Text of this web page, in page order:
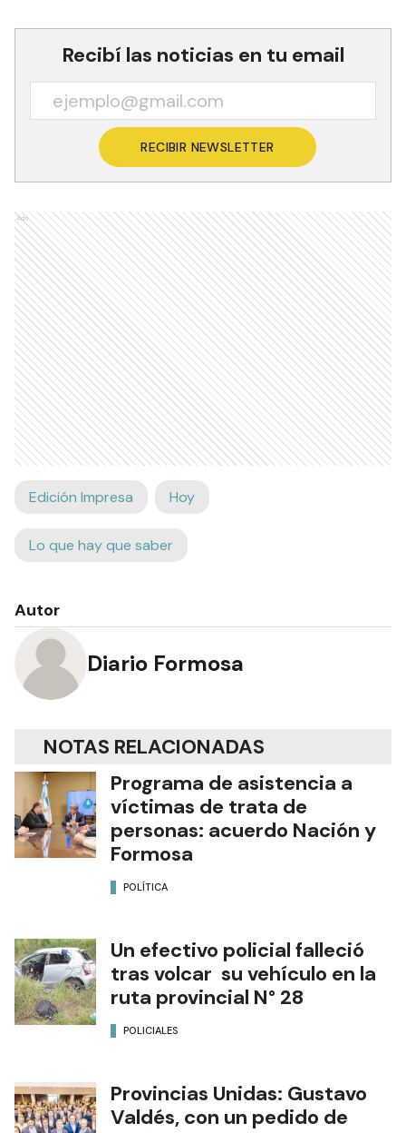
Recibí las noticias en tu email
RECIBIR NEWSLETTER
Ads
Edición Impresa Hoy
Lo que hay que saber
Autor
Diario Formosa
NOTAS RELACIONADAS
Programa de asistencia a
víctimas de trata de
personas: acuerdo Nación y
Formosa
POLÍTICA
Un efectivo policial falleció
tras volcar su vehículo en la
ruta provincial N° 28
POLICIALES
Provincias Unidas: Gustavo
Valdés, con un pedido de